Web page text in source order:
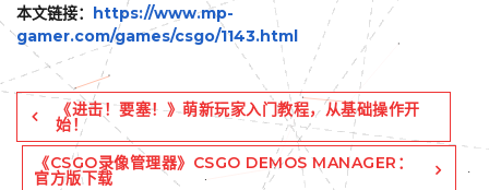
本文链接：
https://www.mp-
gamer.com/games/csgo/1143.html
《进击！要塞！》萌新玩家入门教程，从基础操作开
始！
《CSGO录像管理器》CSGO DEMOS MANAGER：
官方版下载